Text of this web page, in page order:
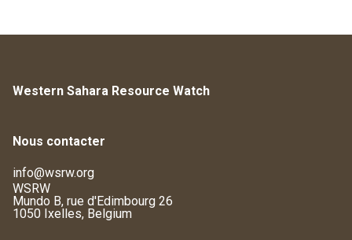
Western Sahara Resource Watch
Nous contacter
info@wsrw.org
WSRW
Mundo B, rue d'Edimbourg 26
1050 Ixelles, Belgium